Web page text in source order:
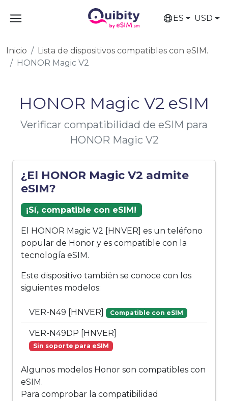
ES USD
Inicio
Lista de dispositivos compatibles con eSIM.
HONOR Magic V2
HONOR Magic V2 eSIM
Verificar compatibilidad de eSIM para
HONOR Magic V2
¿El HONOR Magic V2 admite
eSIM?
¡Sí, compatible con eSIM!
El HONOR Magic V2 [HNVER] es un teléfono
popular de Honor y es compatible con la
tecnología eSIM.
Este dispositivo también se conoce con los
siguientes modelos:
VER-N49 [HNVER] Compatible con eSIM
VER-N49DP [HNVER]
Sin soporte para eSIM
Algunos modelos Honor son compatibles con
eSIM.
Para comprobar la compatibilidad